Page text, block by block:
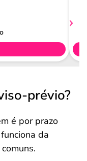
prévio?
é por prazo
da